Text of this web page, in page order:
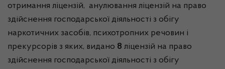
отримання ліцензій, анулювання ліцензій на право
здійснення господарської діяльності з обігу
наркотичних засобів, психотропних речовин і
прекурсорів з яких, видано 8 ліцензій на право
здійснення господарської діяльності з обігу